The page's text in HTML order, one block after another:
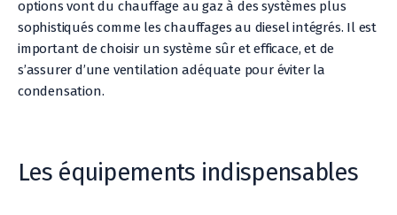
options vont du chauffage au gaz à des systèmes plus
sophistiqués comme les chauffages au diesel intégrés. Il est
important de choisir un système sûr et efficace, et de
s’assurer d’une ventilation adéquate pour éviter la
condensation.
Les équipements indispensables